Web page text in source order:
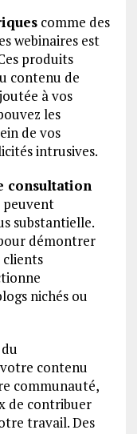
comme des
webinaires est
produits
contenu de
à vos
les
de vos
intrusives.
consultation
peuvent
substantielle.
démontrer
clients
nichés ou
votre contenu
communauté,
de contribuer
travail. Des